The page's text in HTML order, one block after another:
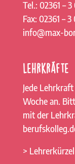
Tel.: 02361 –
Fax: 02361 –
info@max-
Lehrkräfte
Jede
Woche an.
mit der
> Lehrerkürzel